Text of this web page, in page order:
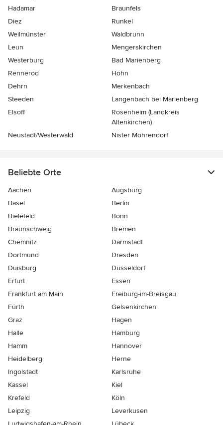
Hadamar
Braunfels
Diez
Runkel
Weilmünster
Waldbrunn
Leun
Mengerskirchen
Westerburg
Bad Marienberg
Rennerod
Hohn
Dehrn
Merkenbach
Steeden
Langenbach bei Marienberg
Elsoff
Rosenheim (Landkreis
Altenkirchen)
Neustadt/Westerwald
Nister Möhrendorf
Beliebte Orte
Aachen
Augsburg
Basel
Berlin
Bielefeld
Bonn
Braunschweig
Bremen
Chemnitz
Darmstadt
Dortmund
Dresden
Duisburg
Düsseldorf
Erfurt
Essen
Frankfurt am Main
Freiburg-im-Breisgau
Fürth
Gelsenkirchen
Graz
Hagen
Halle
Hamburg
Hamm
Hannover
Heidelberg
Herne
Ingolstadt
Karlsruhe
Kassel
Kiel
Krefeld
Köln
Leipzig
Leverkusen